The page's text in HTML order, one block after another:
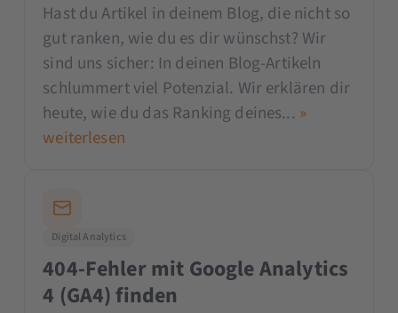
Hast du Artikel in deinem Blog, die nicht so
gut ranken, wie du es dir wünschst? Wir
sind uns sicher: In deinen Blog-Artikeln
schlummert viel Potenzial. Wir erklären dir
heute, wie du das Ranking deines... »
weiterlesen
Digital Analytics
404-Fehler mit Google Analytics
4 (GA4) finden